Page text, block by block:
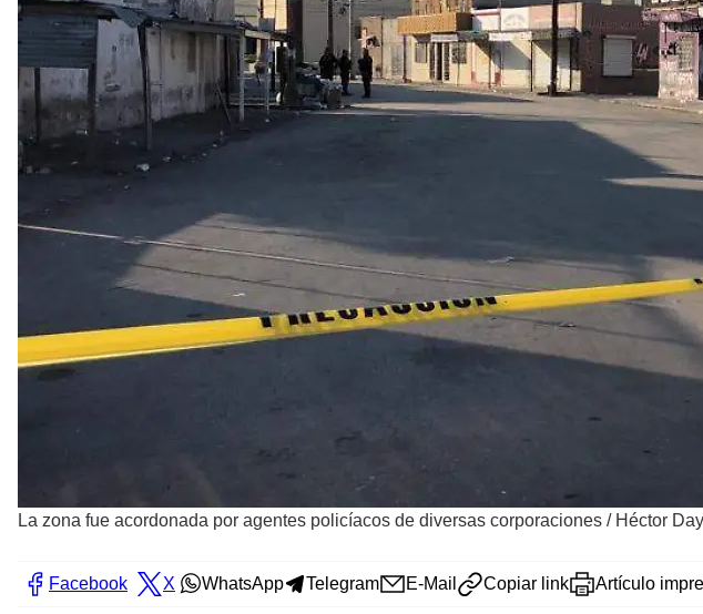
La zona fue acordonada por agentes policíacos de diversas corporaciones / Héctor
Facebook X WhatsApp Telegram E-Mail Copiar link Artículo